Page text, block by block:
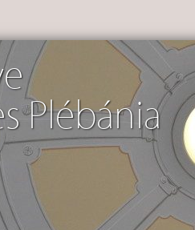
Plébánia